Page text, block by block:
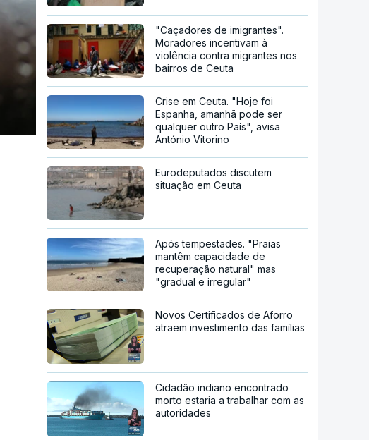
"Caçadores de imigrantes".
Moradores incentivam à
violência contra migrantes nos
bairros de Ceuta
Crise em Ceuta. "Hoje foi
Espanha, amanhã pode ser
qualquer outro País", avisa
António Vitorino
Eurodeputados discutem
situação em Ceuta
Após tempestades. "Praias
mantêm capacidade de
recuperação natural" mas
"gradual e irregular"
Novos Certificados de Aforro
atraem investimento das famílias
Cidadão indiano encontrado
morto estaria a trabalhar com as
autoridades